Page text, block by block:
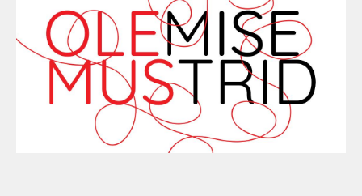
Tartumaa Tantsupidu
„Juure Juures”
Suudlev Tartu
18.05.2024
Kulno
Kungla
Eda